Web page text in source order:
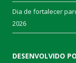
Dia de fortalecer
2026
DESENVOLVIDO